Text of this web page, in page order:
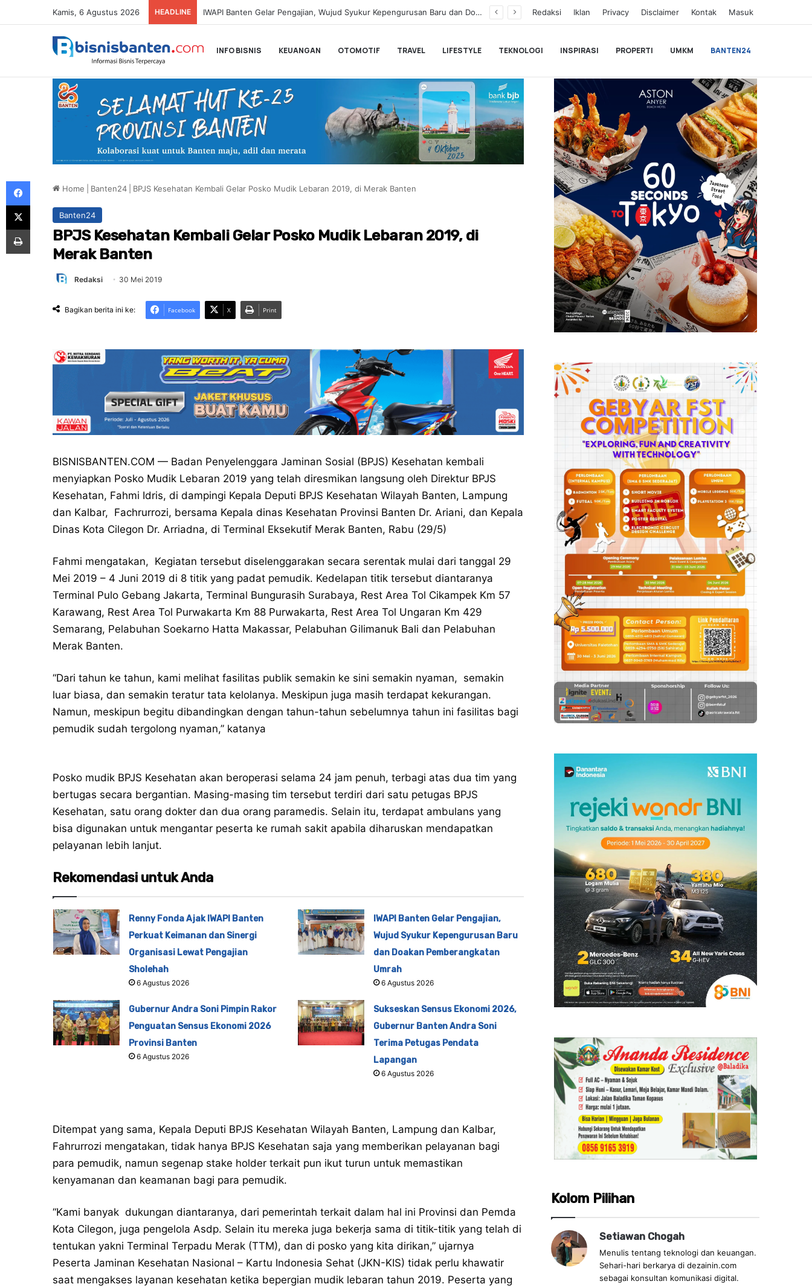
Kamis, 6 Agustus 2026 HEADLINE SMARTFREN Luncurkan Unlimited 5G Tanpa Batas di Semarang Redaksi Iklan Privacy Disclaimer Kontak Masuk
INFO BISNIS KEUANGAN OTOMOTIF TRAVEL LIFESTYLE TEKNOLOGI INSPIRASI PROPERTI UMKM BANTEN24
Home Banten24 BPJS Kesehatan Kembali Gelar Posko Mudik Lebaran 2019, di Merak Banten
Banten24
BPJS Kesehatan Kembali Gelar Posko Mudik Lebaran 2019, di
Merak Banten
Redaksi 30 Mei 2019
Bagikan berita ini ke: Facebook X Print
BISNISBANTEN.COM — Badan Penyelenggara Jaminan Sosial (BPJS) Kesehatan kembali
menyiapkan Posko Mudik Lebaran 2019 yang telah diresmikan langsung oleh Direktur BPJS
Kesehatan, Fahmi Idris, di dampingi Kepala Deputi BPJS Kesehatan Wilayah Banten, Lampung
dan Kalbar, Fachrurrozi, bersama Kepala dinas Kesehatan Provinsi Banten Dr. Ariani, dan Kepala
Dinas Kota Cilegon Dr. Arriadna, di Terminal Eksekutif Merak Banten, Rabu (29/5)
Fahmi mengatakan, Kegiatan tersebut diselenggarakan secara serentak mulai dari tanggal 29
Mei 2019 – 4 Juni 2019 di 8 titik yang padat pemudik. Kedelapan titik tersebut diantaranya
Terminal Pulo Gebang Jakarta, Terminal Bungurasih Surabaya, Rest Area Tol Cikampek Km 57
Karawang, Rest Area Tol Purwakarta Km 88 Purwakarta, Rest Area Tol Ungaran Km 429
Semarang, Pelabuhan Soekarno Hatta Makassar, Pelabuhan Gilimanuk Bali dan Pelabuhan
Merak Banten.
“Dari tahun ke tahun, kami melihat fasilitas publik semakin ke sini semakin nyaman, semakin
luar biasa, dan semakin teratur tata kelolanya. Meskipun juga masih terdapat kekurangan.
Namun, meskipun begitu dibandingkan dengan tahun-tahun sebelumnya tahun ini fasilitas bagi
pemudik sudah tergolong nyaman,” katanya
Posko mudik BPJS Kesehatan akan beroperasi selama 24 jam penuh, terbagi atas dua tim yang
bertugas secara bergantian. Masing-masing tim tersebut terdiri dari satu petugas BPJS
Kesehatan, satu orang dokter dan dua orang paramedis. Selain itu, terdapat ambulans yang
bisa digunakan untuk mengantar peserta ke rumah sakit apabila diharuskan mendapatkan
pelayanan lebih lanjut.
Rekomendasi untuk Anda
Renny Fonda Ajak IWAPI Banten
Perkuat Keimanan dan Sinergi
Organisasi Lewat Pengajian
Sholehah
6 Agustus 2026
IWAPI Banten Gelar Pengajian,
Wujud Syukur Kepengurusan Baru
dan Doakan Pemberangkatan
Umrah
6 Agustus 2026
Gubernur Andra Soni Pimpin Rakor
Penguatan Sensus Ekonomi 2026
Provinsi Banten
6 Agustus 2026
Sukseskan Sensus Ekonomi 2026,
Gubernur Banten Andra Soni
Terima Petugas Pendata
Lapangan
6 Agustus 2026
Ditempat yang sama, Kepala Deputi BPJS Kesehatan Wilayah Banten, Lampung dan Kalbar,
Fahrurrozi mengatakan, tidak hanya BPJS Kesehatan saja yang memberikan pelayanan bagi
para pemudik, namun segenap stake holder terkait pun ikut turun untuk memastikan
kenyamanan dan keamanan bagi para pemudik.
“Kami banyak dukungan diantaranya, dari pemerintah terkait dalam hal ini Provinsi dan Pemda
Kota Cilegon, juga pengelola Asdp. Selain itu mereka juga bekerja sama di titik-titik yang telah di
tentukan yakni Terminal Terpadu Merak (TTM), dan di posko yang kita dirikan,” ujarnya
Peserta Jaminan Kesehatan Nasional – Kartu Indonesia Sehat (JKN-KIS) tidak perlu khawatir
saat mengakses layanan kesehatan ketika bepergian mudik lebaran tahun 2019. Peserta yang
Kolom Pilihan
Setiawan Chogah
Menulis tentang teknologi dan keuangan.
Sehari-hari berkarya di dezainin.com
sebagai konsultan komunikasi digital.